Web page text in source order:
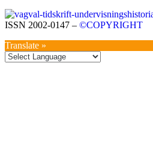
ISSN 2002-0147 – ©COPYRIGHT
Translate »